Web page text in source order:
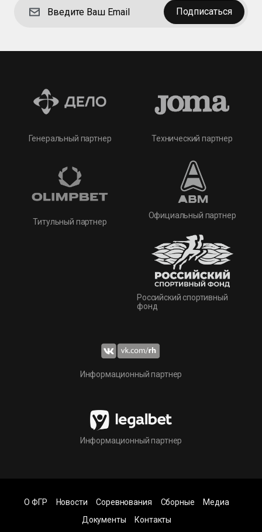
Подписаться
Генеральный партнер
Титульный партнер
Технический партнер
Официальный партнер
Российский спортивный
фонд
Информационный партнер
Информационный партнер
О ФГР Новости Соревнования Сборные
Медиа
Документы
Контакты